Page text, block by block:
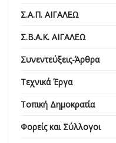
Σ.Α.Π. ΑΙΓΑΛΕΩ
Σ.Β.Α.Κ. ΑΙΓΑΛΕΩ
Συνεντεύξεις-Άρθρα
Τεχνικά Έργα
Τοπική Δημοκρατία
Φορείς και Σύλλογοι